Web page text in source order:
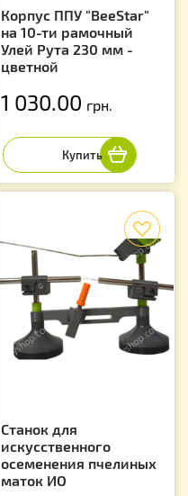
Корпус ППУ "BeeStar"
на 10-ти рамочный
Улей Рута 230 мм -
цветной
1 030.00 грн.
Станок для
искусственного
осеменения пчелиных
маток ИО